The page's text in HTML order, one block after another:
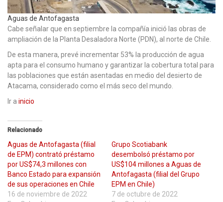
Aguas de Antofagasta
Cabe señalar que en septiembre la compañía inició las obras de
ampliación de la Planta Desaladora Norte (PDN), al norte de Chile.
De esta manera, prevé incrementar 53% la producción de agua
apta para el consumo humano y garantizar la cobertura total para
las poblaciones que están asentadas en medio del desierto de
Atacama, considerado como el más seco del mundo.
Ir a inicio
Relacionado
Aguas de Antofagasta (filial
de EPM) contrató préstamo
por US$74,3 millones con
Banco Estado para expansión
de sus operaciones en Chile
16 de noviembre de 2022
Grupo Scotiabank
desembolsó préstamo por
US$104 millones a Aguas de
Antofagasta (filial del Grupo
EPM en Chile)
7 de octubre de 2022